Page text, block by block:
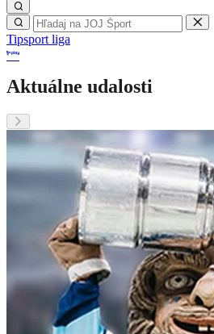
Tipsport liga
Aktuálne udalosti